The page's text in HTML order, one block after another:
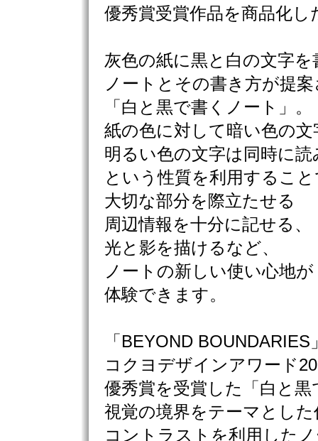
優秀賞受賞作品を商品化し
灰色の紙に黒と白の文字を
ノートとその書き方が提
「白と黒で書くノート」。
紙の色に対して暗い色の文
明るい色の文字は同時に
という性質を利用するこ
大切な部分を際立たせる
周辺情報を十分に記せる、
光と影を描けるなど、
ノートの新しい使い心地が
体験できます。
「BEYOND
コクヨデザインアワード
優秀賞を受賞した「白と
視覚の境界をテーマとし
コントラストを利用した